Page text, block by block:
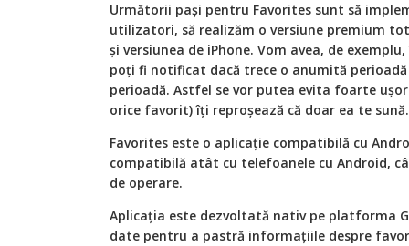
Următorii pași pentru Favorites sunt să
utilizatori, să realizăm o versiune premium
și versiunea de iPhone. Vom avea, de
poți fi notificat dacă trece o anumită
perioadă. Astfel se vor putea evita foarte
orice favorit) îți reproșează că doar ea te sună.
Favorites este o aplicație compatibilă cu
compatibilă atât cu telefoanele cu Android,
de operare.
Aplicația este dezvoltată nativ pe platforma
date pentru a pastră informațiile despre